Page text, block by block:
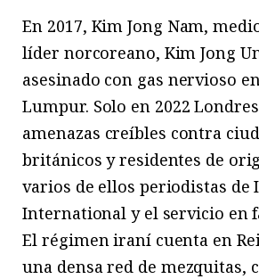
En 2017, Kim Jong Nam,
líder norcoreano, Kim Jong
asesinado con gas nervioso
Lumpur. Solo en 2022
amenazas creíbles contra
británicos y residentes de
varios de ellos periodistas de
International y el servicio en
El régimen iraní cuenta en
una densa red de mezquitas,